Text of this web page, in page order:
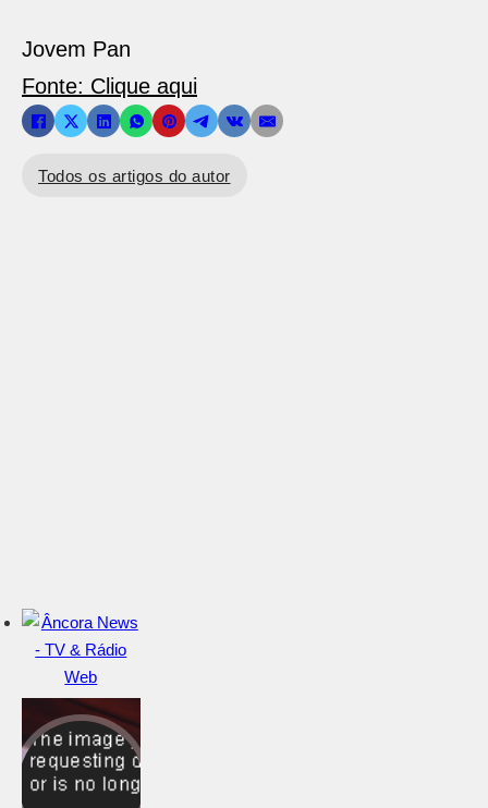
Jovem Pan
Fonte: Clique aqui
Todos os artigos do autor